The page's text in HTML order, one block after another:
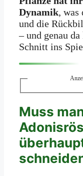
Dynamik, was
und die
– und genau
Schnitt ins
Muss